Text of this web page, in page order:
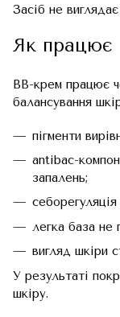
Засіб не
Як працює
BB-крем працює
балансування
пігменти
antibac-
запалень;
легка база не
вигляд шкіри
У результаті
шкіру.